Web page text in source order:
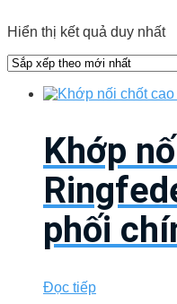
Hiển thị kết quả duy nhất
Khớp
phối
Đọc tiếp